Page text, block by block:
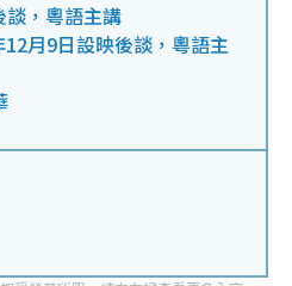
，粵語主講
月9日設映後談，粵語主